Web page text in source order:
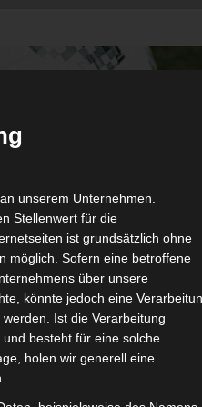
unserem Unternehmen.
Stellenwert für die
ist grundsätzlich ohne
möglich. Sofern eine betroffene
über unsere
könnte jedoch eine
Ist die Verarbeitung
besteht für eine solche
holen wir generell eine